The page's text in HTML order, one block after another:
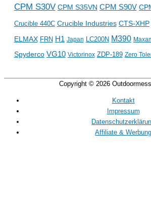
CPM S30V CPM S35VN CPM S90V
Crucible 440C Crucible Industries CTS-XHP
ELMAX FRN H1 Japan LC200N M390
Spyderco VG10 Victorinox ZDP-189 Zero
Copyright © 2026
Kontakt
Impressum
Affiliate & Werbung